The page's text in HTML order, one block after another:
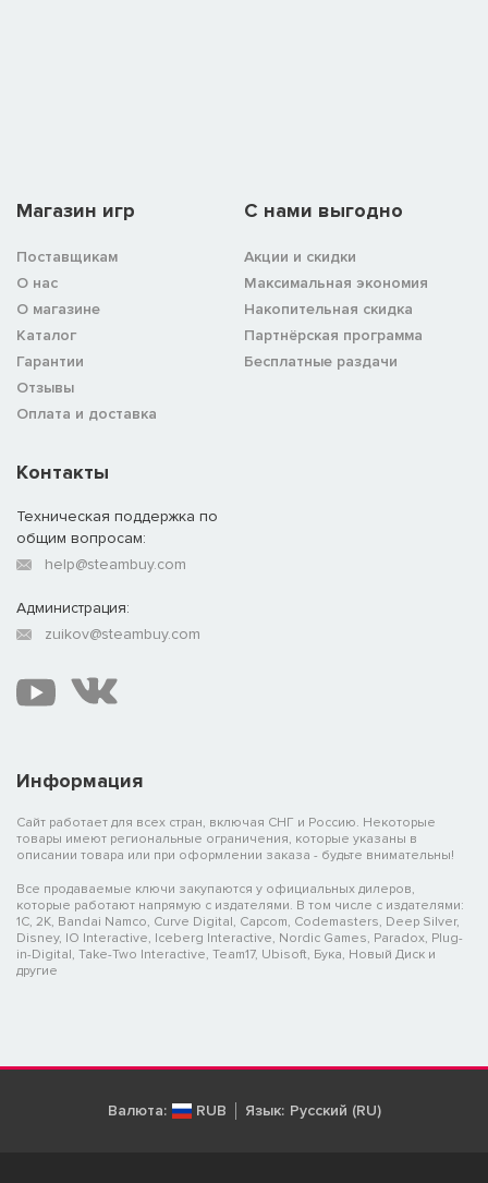
Магазин игр
Поставщикам
О нас
О магазине
Каталог
Гарантии
Отзывы
Оплата и доставка
C нами выгодно
Акции и скидки
Максимальная экономия
Накопительная скидка
Партнёрская программа
Бесплатные раздачи
Информация
Сайт работает для всех стран, включая СНГ и Россию. Некоторые
товары имеют региональные ограничения, которые указаны в
описании товара или при оформлении заказа - будьте внимательны!
Все продаваемые ключи закупаются у официальных дилеров,
которые работают напрямую с издателями. В том числе с издателями:
1C, 2K, Bandai Namco, Curve Digital, Capcom, Codemasters, Deep Silver,
Disney, IO Interactive, Iceberg Interactive, Nordic Games, Paradox, Plug-
in-Digital, Take-Two Interactive, Team17, Ubisoft, Бука, Новый Диск и
другие
Контакты
Техническая поддержка по
общим вопросам:
help@steambuy.com
Администрация:
zuikov@steambuy.com
Валюта: RUB Язык: Русский (RU)